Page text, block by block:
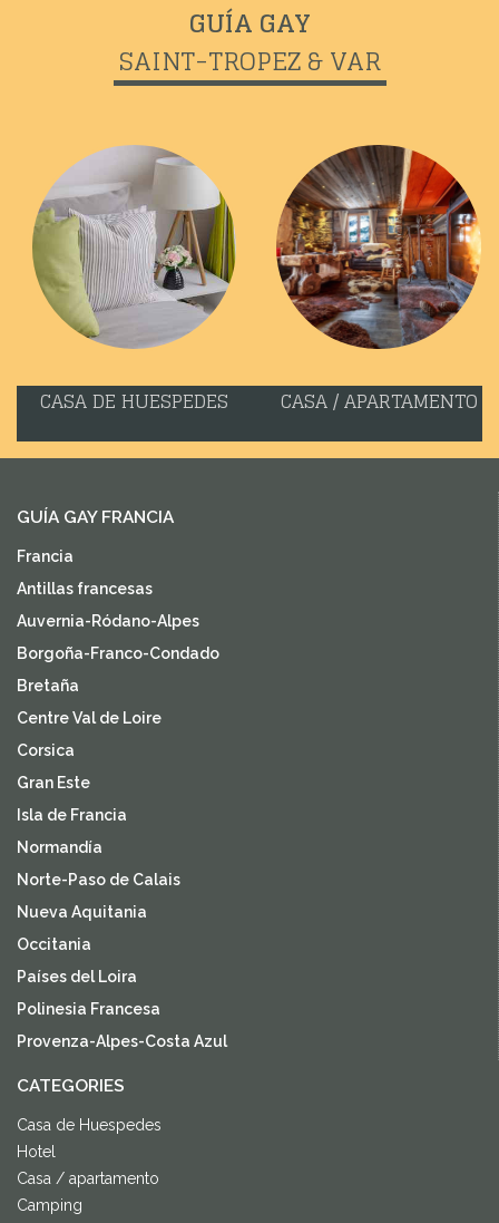
GUÍA GAY
SAINT-TROPEZ & VAR
CASA DE HUESPEDES CASA / APARTAMENTO
GUÍA GAY FRANCIA
Francia
Antillas francesas
Auvernia-Ródano-Alpes
Borgoña-Franco-Condado
Bretaña
Centre Val de Loire
Corsica
Gran Este
Isla de Francia
Normandía
Norte-Paso de Calais
Nueva Aquitania
Occitania
Países del Loira
Polinesia Francesa
Provenza-Alpes-Costa Azul
CATEGORIES
Casa de Huespedes
Hotel
Casa / apartamento
Camping